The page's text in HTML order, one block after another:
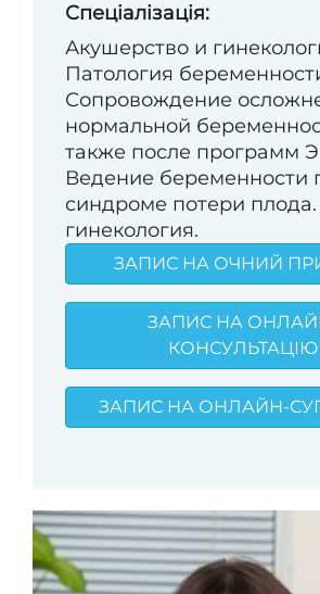
Спеціалізація:
Акушерство и
Патология
Сопровождение
нормальной
также после программ
Ведение беременности
синдроме потери
гинекология.
ЗАПИС НА ОЧНИЙ
ЗАПИС НА
КОНСУЛЬТАЦІЮ
ЗАПИС НА ОНЛАЙН-